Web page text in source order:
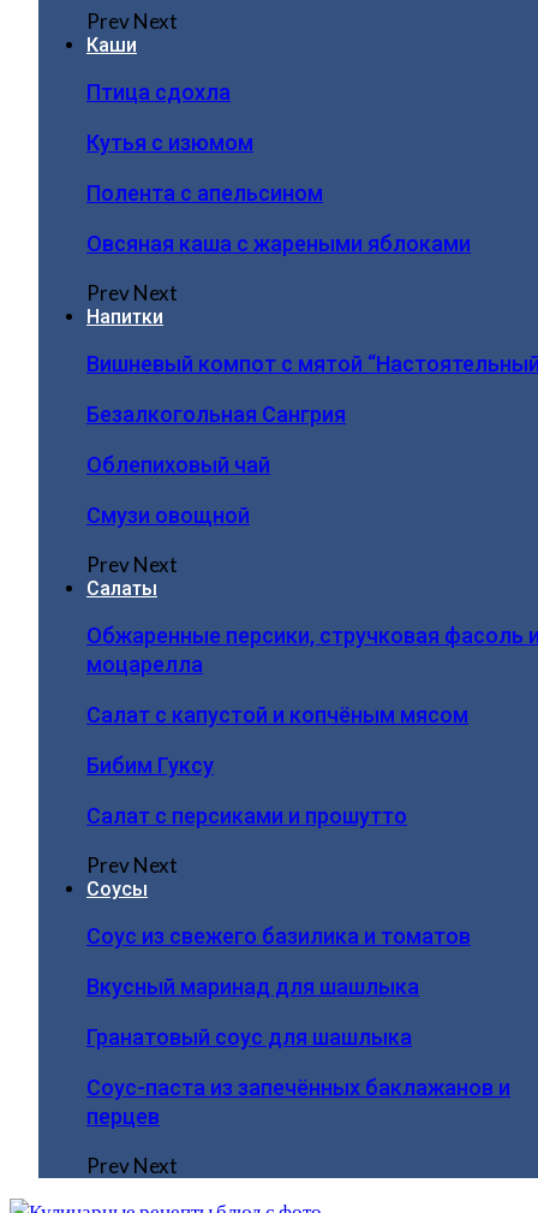
PrevNext
Каши
Птица сдохла
Кутья с изюмом
Полента с апельсином
Овсяная каша с жареными яблоками
PrevNext
Напитки
Вишневый компот с мятой
Безалкогольная Сангрия
Облепиховый чай
Смузи овощной
PrevNext
Салаты
Обжаренные персики, стручковая фасоль
моцарелла
Салат с капустой и копчёным мясом
Бибим Гуксу
Салат с персиками и прошутто
PrevNext
Соусы
Соус из свежего базилика и томатов
Вкусный маринад для шашлыка
Гранатовый соус для шашлыка
Соус-паста из запечённых баклажанов и
перцев
PrevNext